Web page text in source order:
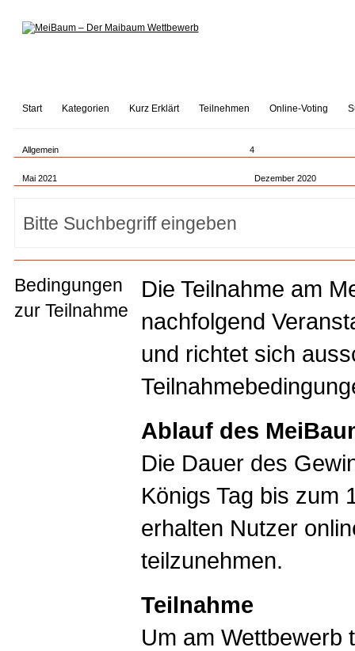
Start Kategorien Kurz Erklärt Teilnehmen Online-Voting
Allgemein 4
Mai 2021 Dezember 2020
Bedingungen
zur Teilnahme
Die Teilnahme am
nachfolgend
und richtet sich
Ablauf des
Die Dauer des
Königs Tag bis zum
erhalten Nutzer
teilzunehmen.
Teilnahme
Um am Wettbewerb